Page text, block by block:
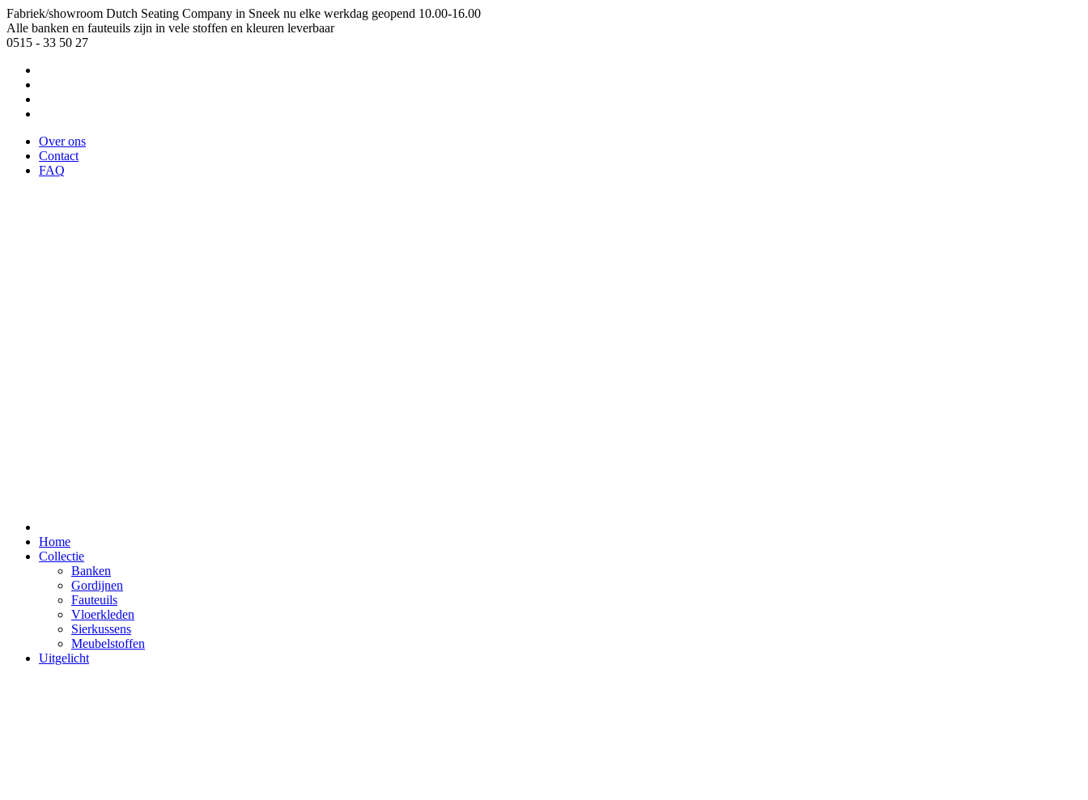
Fabriek/showroom Dutch Seating Company in Sneek nu elke werkdag geopend 10.00-16.00
Alle banken en fauteuils zijn in vele stoffen en kleuren leverbaar
0515 - 33 50 27
Over ons
Contact
FAQ
Home
Collectie
Banken
Gordijnen
Fauteuils
Vloerkleden
Sierkussens
Meubelstoffen
Uitgelicht